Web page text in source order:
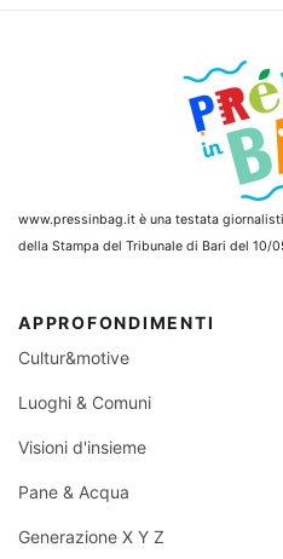
www.pressinbag.it è una testata
della Stampa del Tribunale di Bari del 10/
APPROFONDIMENTI
Cultur&motive
Luoghi & Comuni
Visioni d'insieme
Pane & Acqua
Generazione X Y Z